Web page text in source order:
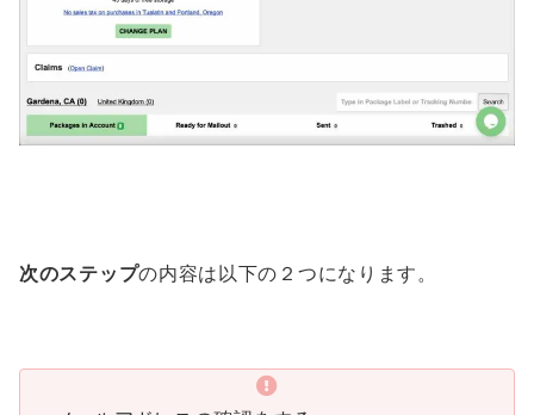
次のステップの内容は以下の２つになります。